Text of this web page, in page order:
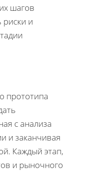
шагов
и
прототипа
с анализа
и заканчивая
Каждый этап,
и рыночного